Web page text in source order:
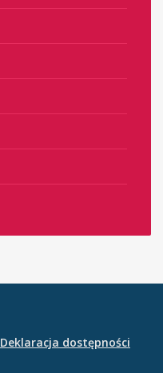
Deklaracja dostępności